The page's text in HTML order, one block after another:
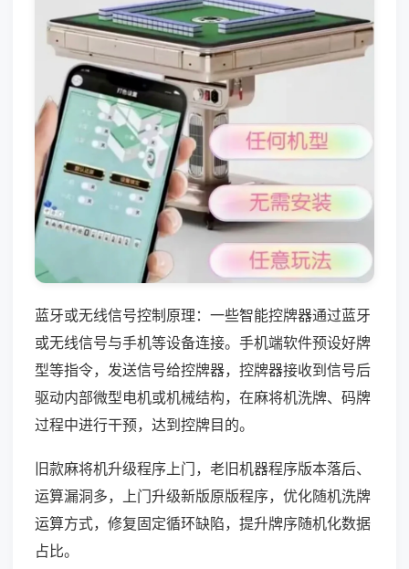
蓝牙或无线信号控制原理：一些智能控牌器通过蓝牙
或无线信号与手机等设备连接。手机端软件预设好牌
型等指令，发送信号给控牌器，控牌器接收到信号后
驱动内部微型电机或机械结构，在麻将机洗牌、码牌
过程中进行干预，达到控牌目的。
旧款麻将机升级程序上门，老旧机器程序版本落后、
运算漏洞多，上门升级新版原版程序，优化随机洗牌
运算方式，修复固定循环缺陷，提升牌序随机化数据
占比。